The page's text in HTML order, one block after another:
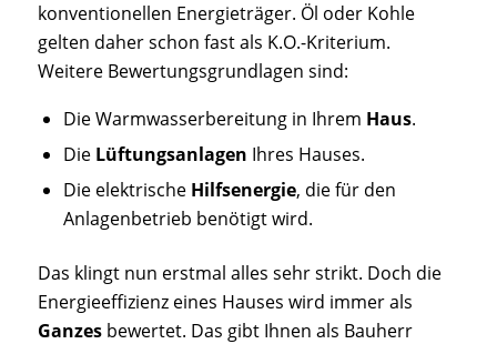
konventionellen Energieträger. Öl oder Kohle
gelten daher schon fast als K.O.-Kriterium.
Weitere Bewertungsgrundlagen sind:
Die Warmwasserbereitung in Ihrem Haus.
Die Lüftungsanlagen Ihres Hauses.
Die elektrische Hilfsenergie, die für den
Anlagenbetrieb benötigt wird.
Das klingt nun erstmal alles sehr strikt. Doch die
Energieeffizienz eines Hauses wird immer als
Ganzesbewertet. Das gibt Ihnen als Bauherr